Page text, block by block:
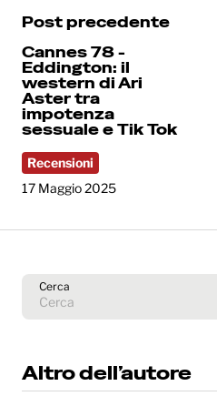
Post precedente
Cannes 78 -
Eddington: il
western di Ari
Aster tra
impotenza
sessuale e Tik Tok
Recensioni
17 Maggio 2025
Cerca
Altro dell’autore